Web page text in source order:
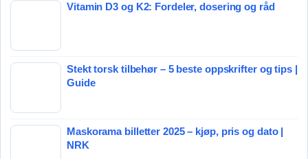
Vitamin D3 og K2: Fordeler, dosering og råd
Stekt torsk tilbehør – 5 beste oppskrifter og tips |
Guide
Maskorama billetter 2025 – kjøp, pris og dato |
NRK